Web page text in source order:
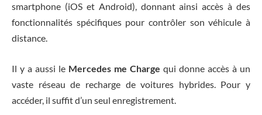
smartphone (iOS et Android), donnant ainsi accès à des
fonctionnalités spécifiques pour contrôler son véhicule à
distance.
Il y a aussi le Mercedes me Charge qui donne accès à un
vaste réseau de recharge de voitures hybrides. Pour y
accéder, il suffit d’un seul enregistrement.